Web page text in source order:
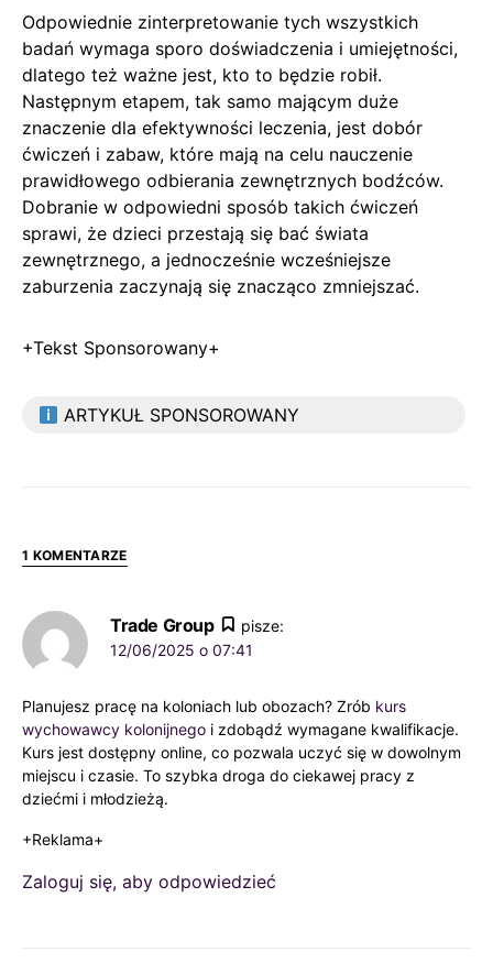
Odpowiednie zinterpretowanie tych wszystkich
badań wymaga sporo doświadczenia i umiejętności,
dlatego też ważne jest, kto to będzie robił.
Następnym etapem, tak samo mającym duże
znaczenie dla efektywności leczenia, jest dobór
ćwiczeń i zabaw, które mają na celu nauczenie
prawidłowego odbierania zewnętrznych bodźców.
Dobranie w odpowiedni sposób takich ćwiczeń
sprawi, że dzieci przestają się bać świata
zewnętrznego, a jednocześnie wcześniejsze
zaburzenia zaczynają się znacząco zmniejszać.
+Tekst Sponsorowany+
ARTYKUŁ SPONSOROWANY
1 KOMENTARZE
Trade Group
pisze:
12/06/2025 o 07:41
Planujesz pracę na koloniach lub obozach? Zrób kurs
wychowawcy kolonijnego i zdobądź wymagane kwalifikacje.
Kurs jest dostępny online, co pozwala uczyć się w dowolnym
miejscu i czasie. To szybka droga do ciekawej pracy z
dziećmi i młodzieżą.
+Reklama+
Zaloguj się, aby odpowiedzieć